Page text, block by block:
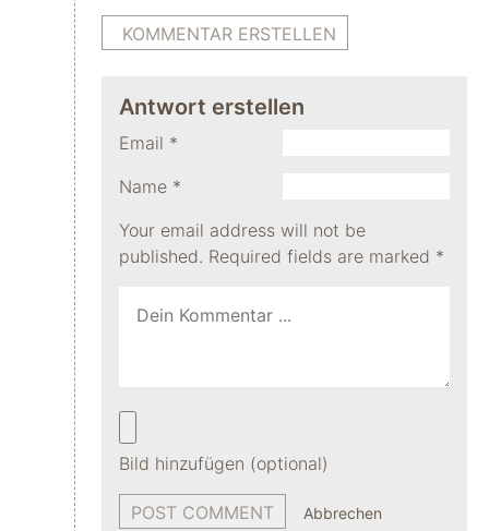
KOMMENTAR ERSTELLEN
Antwort erstellen
Your email address will not be
published. Required fields are marked *
Name *
Email *
Bild hinzufügen (optional)
Abbrechen